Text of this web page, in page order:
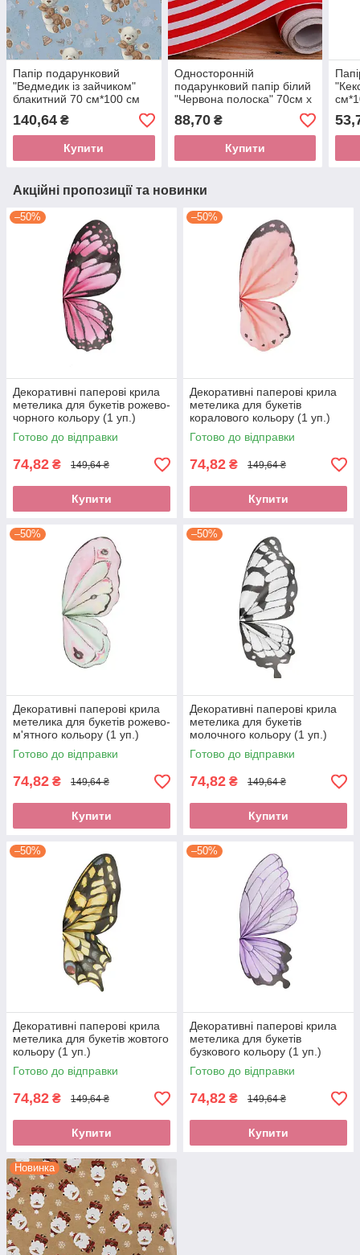
Папір подарунковий
"Ведмедик із зайчиком"
блакитний 70 см*100 см
(10 листів)
140,64 ₴
Купити
Односторонній
подарунковий папір білий
"Червона полоска" 70см х
10м
88,70₴
Купити
Акційні пропозиції та новинки
–50%
Декоративні паперові крила
метелика для букетів рожево-
чорного кольору (1 уп.)
Готово до відправки
74,82 ₴ 149,64 ₴
Купити
–50%
Декоративні паперові крила
метелика для букетів
коралового кольору (1 уп.)
Готово до відправки
74,82 ₴ 149,64 ₴
Купити
–50%
Декоративні паперові крила
метелика для букетів рожево-
м'ятного кольору (1 уп.)
Готово до відправки
74,82 ₴ 149,64 ₴
Купити
–50%
Декоративні паперові крила
метелика для букетів
молочного кольору (1 уп.)
Готово до відправки
74,82 ₴ 149,64 ₴
Купити
–50%
Декоративні паперові крила
метелика для букетів жовтого
кольору (1 уп.)
Готово до відправки
74,82 ₴ 149,64 ₴
Купити
–50%
Декоративні паперові крила
метелика для букетів
бузкового кольору (1 уп.)
Готово до відправки
74,82 ₴ 149,64 ₴
Купити
Новинка